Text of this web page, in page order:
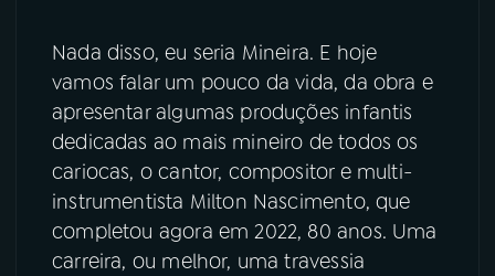
Nada disso, eu seria Mineira. E hoje
vamos falar um pouco da vida, da obra e
apresentar algumas produções infantis
dedicadas ao mais mineiro de todos os
cariocas, o cantor, compositor e multi-
instrumentista Milton Nascimento, que
completou agora em 2022, 80 anos. Uma
carreira, ou melhor, uma travessia